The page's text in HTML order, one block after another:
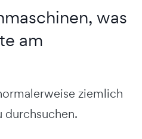
was
am
ziemlich
durchsuchen.